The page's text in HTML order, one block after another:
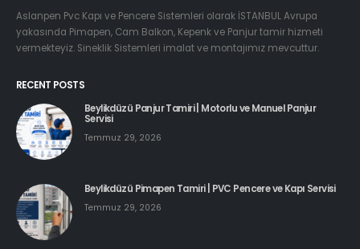
Aslanpen Pvc Kapı ve Pencere Sistemleri olarak İSTANBUL Avrupa
yakasında Pimapen, Cam Balkon, Kepenk ve Panjur tamir hizmeti
vermekteyiz. Sineklik Sistemleri imalat ve montajımız mevcuttur.
RECENT POSTS
Beylikdüzü Panjur Tamiri | Motorlu ve Manuel Panjur
Servisi
Temmuz 29, 2026
Beylikdüzü Pimapen Tamiri | PVC Pencere ve Kapı Servisi
Temmuz 29, 2026